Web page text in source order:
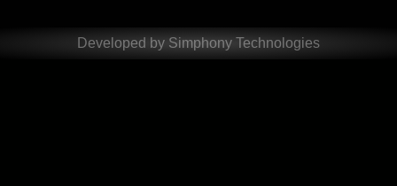
Developed by Simphony Technologies